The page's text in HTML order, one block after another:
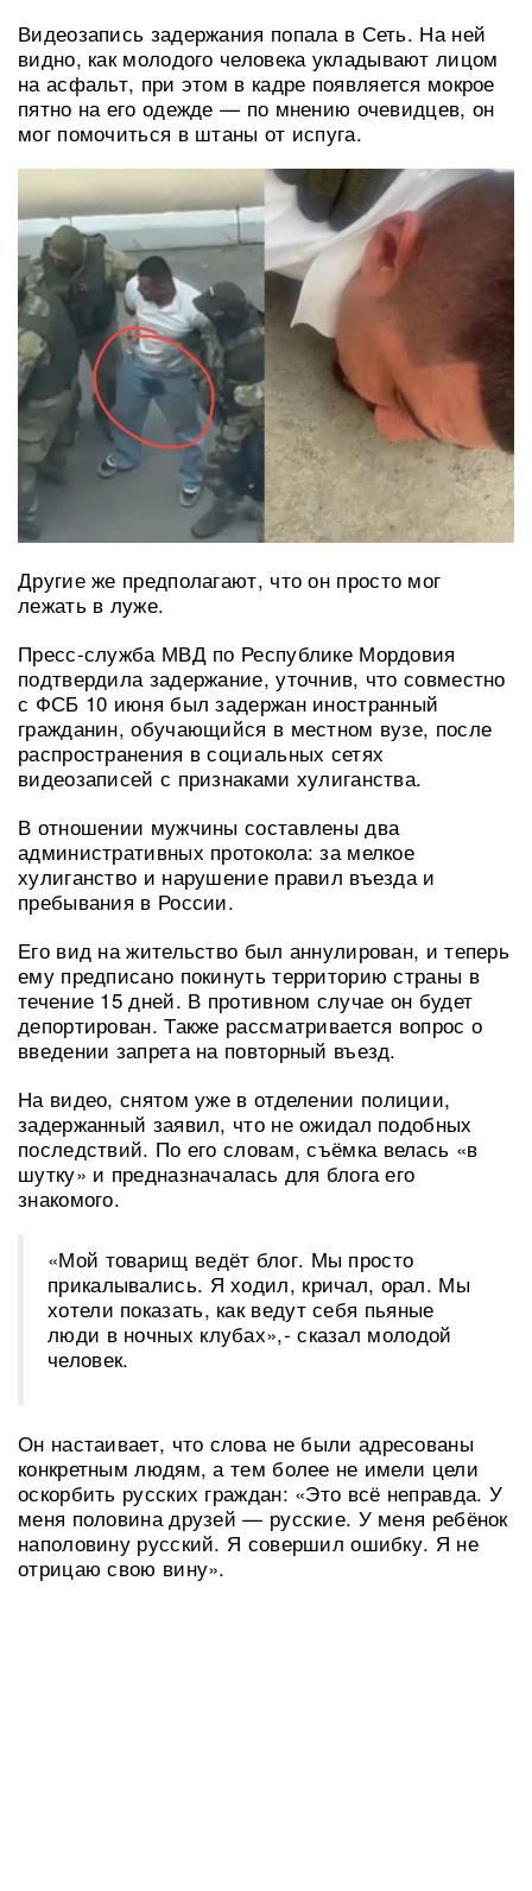
Видеозапись задержания попала в Сеть. На ней
видно, как молодого человека укладывают лицом
на асфальт, при этом в кадре появляется мокрое
пятно на его одежде — по мнению очевидцев, он
мог помочиться в штаны от испуга.
Другие же предполагают, что он просто мог
лежать в луже.
Пресс-служба МВД по Республике Мордовия
подтвердила задержание, уточнив, что совместно
с ФСБ 10 июня был задержан иностранный
гражданин, обучающийся в местном вузе, после
распространения в социальных сетях
видеозаписей с признаками хулиганства.
В отношении мужчины составлены два
административных протокола: за мелкое
хулиганство и нарушение правил въезда и
пребывания в России.
Его вид на жительство был аннулирован, и теперь
ему предписано покинуть территорию страны в
течение 15 дней. В противном случае он будет
депортирован. Также рассматривается вопрос о
введении запрета на повторный въезд.
На видео, снятом уже в отделении полиции,
задержанный заявил, что не ожидал подобных
последствий. По его словам, съёмка велась «в
шутку» и предназначалась для блога его
знакомого.
«Мой товарищ ведёт блог. Мы просто
прикалывались. Я ходил, кричал, орал. Мы
хотели показать, как ведут себя пьяные
люди в ночных клубах»,- сказал молодой
человек.
Он настаивает, что слова не были адресованы
конкретным людям, а тем более не имели цели
оскорбить русских граждан: «Это всё неправда. У
меня половина друзей — русские. У меня ребёнок
наполовину русский. Я совершил ошибку. Я не
отрицаю свою вину».